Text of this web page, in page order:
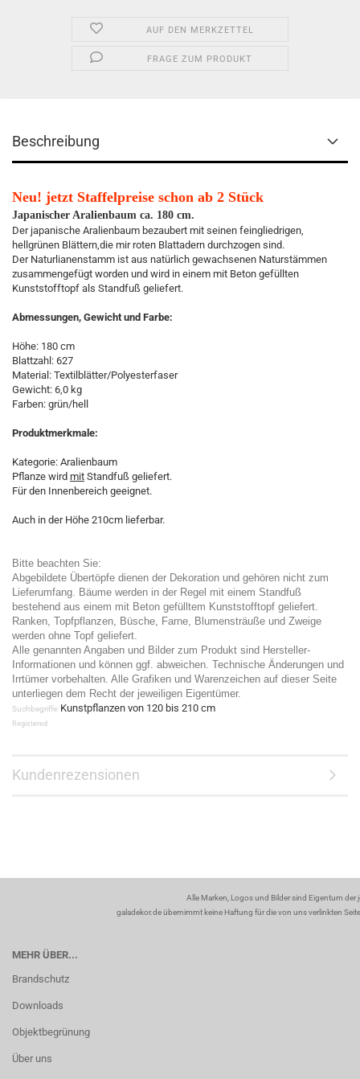
AUF DEN MERKZETTEL
FRAGE ZUM PRODUKT
Beschreibung
Neu! jetzt Staffelpreise schon ab 2 Stück
Japanischer Aralienbaum ca. 180 cm.
Der japanische Aralienbaum bezaubert mit seinen feingliedrigen,
hellgrünen Blättern,die mir roten Blattadern durchzogen sind.
Der Naturlianenstamm ist aus natürlich gewachsenen Naturstämmen
zusammengefügt worden und wird in einem mit Beton gefüllten
Kunststofftopf als Standfuß geliefert.
Abmessungen, Gewicht und Farbe:
Höhe: 180 cm
Blattzahl: 627
Material: Textilblätter/Polyesterfaser
Gewicht: 6,0 kg
Farben: grün/hell
Produktmerkmale:
Kategorie: Aralienbaum
Pflanze wird mit Standfuß geliefert.
Für den Innenbereich geeignet.
Auch in der Höhe 210cm lieferbar.
Bitte beachten Sie:
Abgebildete Übertöpfe dienen der Dekoration und gehören nicht zum
Lieferumfang. Bäume werden in der Regel mit einem Standfuß
bestehend aus einem mit Beton gefülltem Kunststofftopf geliefert.
Ranken, Topfpflanzen, Büsche, Farne, Blumensträuße und Zweige
werden ohne Topf geliefert.
Alle genannten Angaben und Bilder zum Produkt sind Hersteller-
Informationen und können ggf. abweichen. Technische Änderungen und
Irrtümer vorbehalten. Alle Grafiken und Warenzeichen auf dieser Seite
unterliegen dem Recht der jeweiligen Eigentümer.
Suchbegriffe: Kunstpflanzen von 120 bis 210 cm
Registered
Kundenrezensionen
Alle Marken, Logos und Bilder sind Eigentum
galadekor.de übernimmt keine Haftung für die von uns verlinkten
MEHR ÜBER...
Brandschutz
Downloads
Objektbegrünung
Über uns